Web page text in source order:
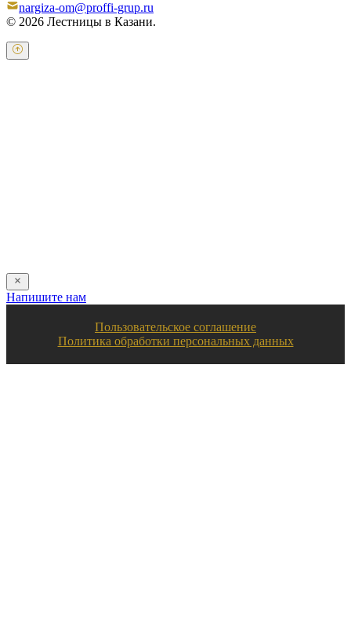
nargiza-om@proffi-grup.ru
© 2026 Лестницы в Казани.
Напишите нам
Пользовательское соглашение
Политика обработки персональных данных